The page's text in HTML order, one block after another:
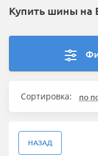
Купить шины на
Сортировка: по
НАЗАД